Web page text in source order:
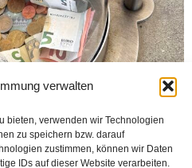
verwalten
bieten, verwenden wir Technologien
zu speichern bzw. darauf
zustimmen, können wir Daten
IDs auf dieser Website verarbeiten.